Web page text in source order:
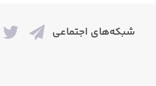
شبکه‌های اجتماعی